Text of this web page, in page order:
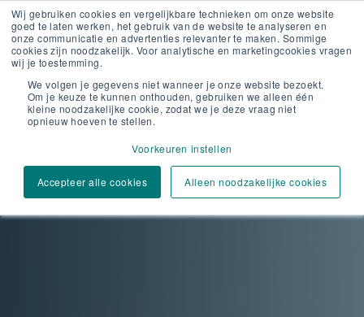
Wij gebruiken cookies en vergelijkbare technieken om onze website
goed te laten werken, het gebruik van de website te analyseren en
onze communicatie en advertenties relevanter te maken. Sommige
cookies zijn noodzakelijk. Voor analytische en marketingcookies vragen
wij je toestemming.
We volgen je gegevens niet wanneer je onze website bezoekt.
Om je keuze te kunnen onthouden, gebruiken we alleen één
kleine noodzakelijke cookie, zodat we je deze vraag niet
opnieuw hoeven te stellen.
Voorkeuren instellen
Accepteer alle cookies Alleen noodzakelijke cookies